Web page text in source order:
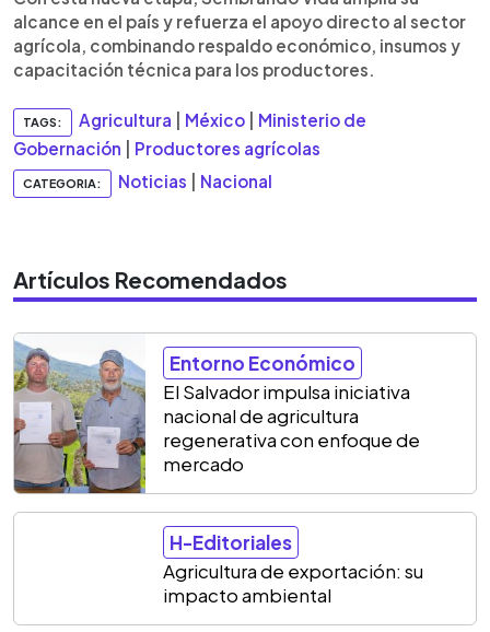
alcance en el país y refuerza el apoyo directo al sector
agrícola, combinando respaldo económico, insumos y
capacitación técnica para los productores.
TAGS: Agricultura México
Ministerio de
Gobernación
Productores agrícolas
CATEGORIA: Noticias Nacional
Artículos Recomendados
Entorno Económico
El Salvador impulsa iniciativa
nacional de agricultura
regenerativa con enfoque de
mercado
H-Editoriales
Agricultura de exportación: su
impacto ambiental